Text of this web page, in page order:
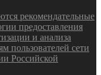
рекомендательные
предоставления
и анализа
пользователей сети
Российской